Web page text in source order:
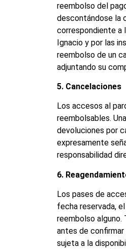
reembolso del
descontándose la
correspondiente a
Ignacio y por las
reembolso de un
adjuntando su
5. Cancelaciones
Los accesos al
reembolsables.
devoluciones por
expresamente
responsabilidad
6.
Los pases de
fecha reservada,
reembolso
antes de
sujeta a la